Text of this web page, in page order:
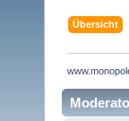
Übersicht